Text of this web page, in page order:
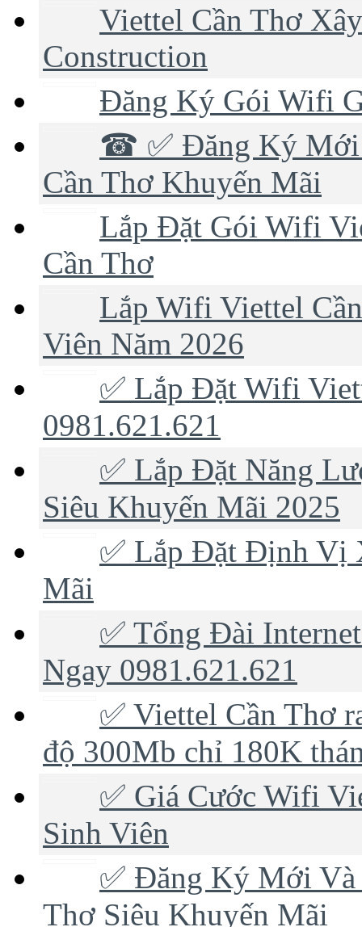
Viettel Cần Thơ
Construction
Đăng Ký Gói Wifi
☎ ✅‎ Đăng Ký Mới
Cần Thơ Khuyến Mãi
Lắp Đặt Gói Wifi
Cần Thơ
Lắp Wifi Viettel
Viên Năm 2026
✅ Lắp Đặt Wifi
0981.621.621
✅ Lắp Đặt Năng
Siêu Khuyến Mãi 2025
✅ Lắp Đặt Định Vị
Mãi
✅ Tổng Đài
Ngay 0981.621.621
✅ ‎Viettel Cần Thơ
độ 300Mb chỉ 180K
✅ ‎Giá Cước Wifi
Sinh Viên
✅‎ Đăng Ký Mới Và
Thơ Siêu Khuyến Mãi